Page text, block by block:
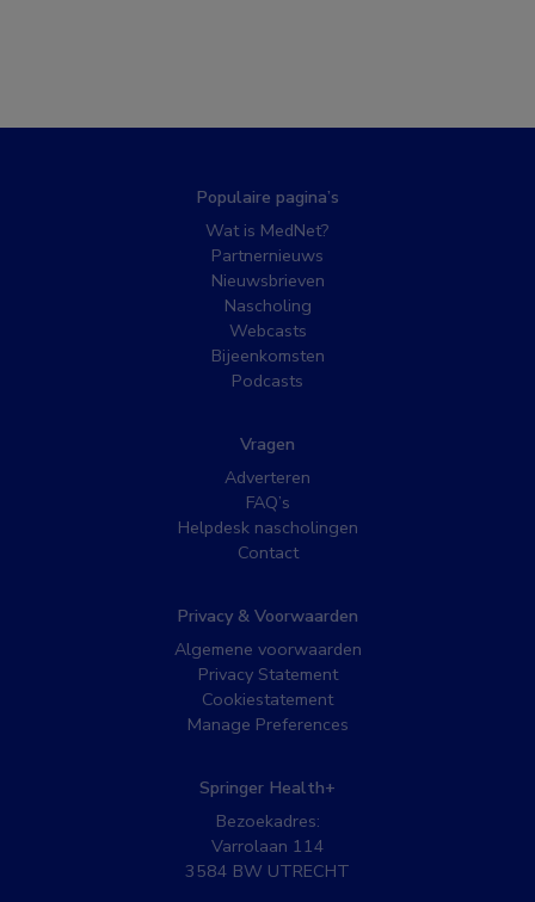
Populaire pagina’s
Wat is MedNet?
Partnernieuws
Nieuwsbrieven
Nascholing
Webcasts
Bijeenkomsten
Podcasts
Vragen
Adverteren
FAQ’s
Helpdesk nascholingen
Contact
Privacy & Voorwaarden
Algemene voorwaarden
Privacy Statement
Cookiestatement
Manage Preferences
Springer Health+
Bezoekadres:
Varrolaan 114
3584 BW UTRECHT